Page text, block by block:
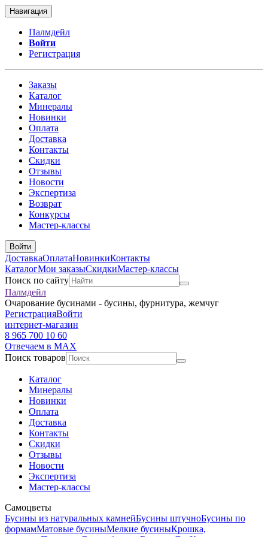
Навигация
Палмдейл
Войти
Регистрация
Заказы
Каталог
Минералы
Новинки
Оплата
Доставка
Контакты
Скидки
Отзывы
Новости
Экспертиза
Возврат
Конкурсы
Мастер-классы
Войти
ДоставкаОплатаНовинкиКонтакты
КаталогМои заказыСкидкиМастер-классы
Поиск по сайту
Палмдейл
Очарование бусинами - бусины, фурнитура, жемчуг
РегистрацияВойти
интернет-магазин
8 965 700 10 60
Отвечаем в MAX
Поиск товаров
Каталог
Минералы
Новинки
Оплата
Доставка
Контакты
Скидки
Отзывы
Новости
Экспертиза
Мастер-классы
Самоцветы
Бусины из натуральных камнейБусины штучноБусины по
формамМатовые бусиныМелкие бусиныКрошка,